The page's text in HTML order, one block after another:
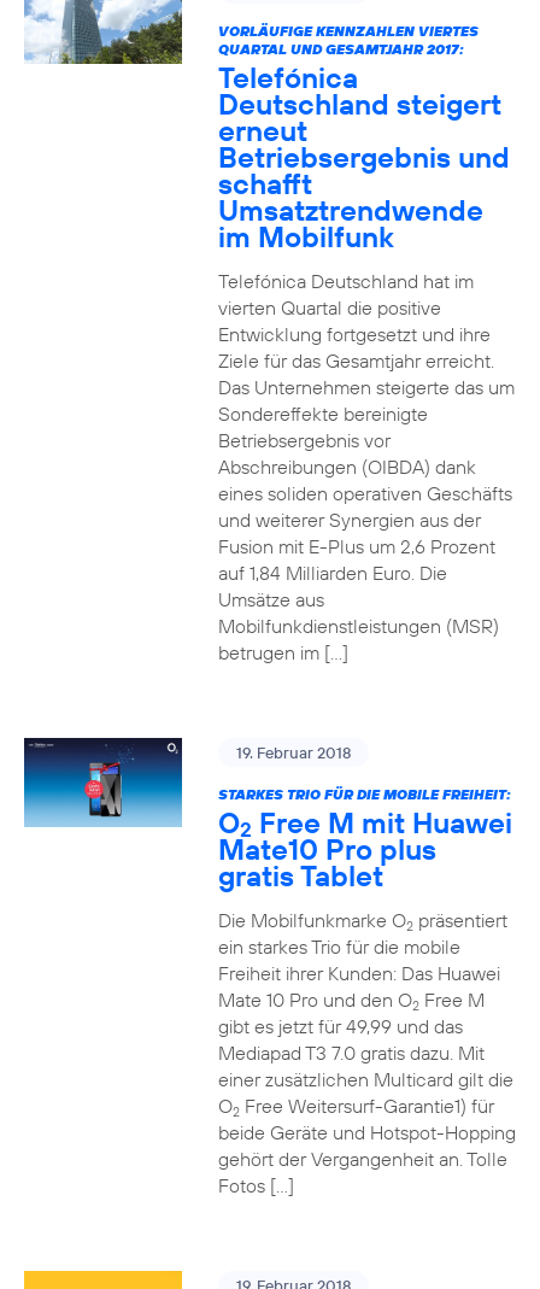
VORLÄUFIGE KENNZAHLEN VIERTES
QUARTAL UND GESAMTJAHR 2017:
Telefónica
Deutschland steigert
erneut
Betriebsergebnis und
schafft
Umsatztrendwende
im Mobilfunk
Telefónica Deutschland hat im
vierten Quartal die positive
Entwicklung fortgesetzt und ihre
Ziele für das Gesamtjahr erreicht.
Das Unternehmen steigerte das um
Sondereffekte bereinigte
Betriebsergebnis vor
Abschreibungen (OIBDA) dank
eines soliden operativen Geschäfts
und weiterer Synergien aus der
Fusion mit E-Plus um 2,6 Prozent
auf 1,84 Milliarden Euro. Die
Umsätze aus
Mobilfunkdienstleistungen (MSR)
betrugen im […]
19. Februar 2018
STARKES TRIO FÜR DIE MOBILE FREIHEIT:
O2 Free M mit Huawei
Mate10 Pro plus
gratis Tablet
Die Mobilfunkmarke O2präsentiert
ein starkes Trio für die mobile
Freiheit ihrer Kunden: Das Huawei
Mate 10 Pro und den O2Free M
gibt es jetzt für 49,99 und das
Mediapad T3 7.0 gratis dazu. Mit
einer zusätzlichen Multicard gilt die
O2Free Weitersurf-Garantie1) für
beide Geräte und Hotspot-Hopping
gehört der Vergangenheit an. Tolle
Fotos […]